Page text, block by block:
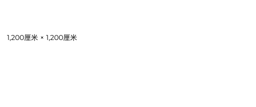
1,200厘米 × 1,200厘米